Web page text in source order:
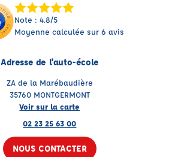
Note : 4.8/5
Moyenne calculée sur 6 avis
Adresse de l'auto-école
ZA de la Marébaudière
35760 MONTGERMONT
Voir sur la carte
02 23 25 63 00
NOUS CONTACTER